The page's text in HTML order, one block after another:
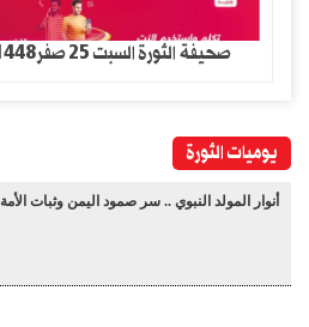
صحيفة الثورة السبت 25 صفر1448 – 8 اغسطس 2026
يوميات الثورة
أنوار المولد النبوي .. سر صمود اليمن وثبات الأمة